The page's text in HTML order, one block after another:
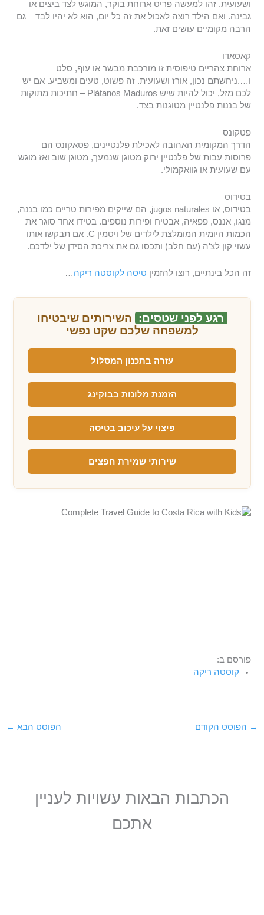
ושעועית. זהו למעשה פריט ארוחת בוקר, המוגש לצד ביצים או
גבינה. ואם הילד רוצה לאכול את זה כל יום, הוא לא יהיו לבד – גם
הרבה מקומיים עושים זאת.
קאסאדו
ארוחת צהריים טיפוסית זו מורכבת מבשר או עוף, סלט
ו….ניחשתם נכון, אורז ושעועית. זה פשוט, טעים ומשביע. אם יש
לכם מזל, יכול להיות שיש Plátanos Maduros – חתיכות מתוקות
של בננות פלנטיין מטוגנות בצד.
פטקונס
הדרך המקומית האהובה לאכילת פלנטיינים, פטאקונס הם
פרוסות עבות של פלנטיין ירוק מטוגן שנמעך, מטוגן שוב ואז מוגש
עם שעועית או גוואקמולי.
בטידוס
בטידוס, או jugos naturales, הם שייקים מפירות טריים כמו בננה,
מנגו, אננס, פפאיה, אבטיח ופירות נוספים. בטידו אחד סוגר את
הכמות היומית המומלצת לילדים של ויטמין C. אם תבקשו אותו
עשוי קון לצ'ה (עם חלב) ותכסו גם את צריכת הסידן של ילדכם.
זה הכל בינתיים, רוצו להזמין טיסה לקוסטה ריקה…
רגע לפני שטסים:
השירותים שיבטיחו
למשפחה שלכם שקט נפשי
עזרה בתכנון המסלול
הזמנת מלונות בבוקינג
פיצוי על עיכוב בטיסה
שירותי שמירת חפצים
פורסם ב:
קוסטה ריקה
→ הפוסט הקודם הפוסט הבא ←
הכתבות הבאות עשויות לעניין
אתכם